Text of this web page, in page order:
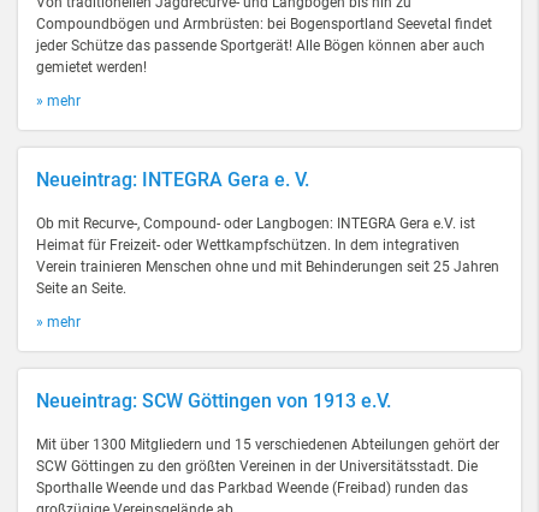
Compoundbögen und Armbrüsten: bei Bogensportland Seevetal findet
jeder Schütze das passende Sportgerät! Alle Bögen können aber auch
gemietet werden!
» mehr
Neueintrag: INTEGRA Gera e. V.
Ob mit Recurve-, Compound- oder Langbogen: INTEGRA Gera e.V. ist
Heimat für Freizeit- oder Wettkampfschützen. In dem integrativen
Verein trainieren Menschen ohne und mit Behinderungen seit 25 Jahren
Seite an Seite.
» mehr
Neueintrag: SCW Göttingen von 1913 e.V.
Mit über 1300 Mitgliedern und 15 verschiedenen Abteilungen gehört der
SCW Göttingen zu den größten Vereinen in der Universitätsstadt. Die
Sporthalle Weende und das Parkbad Weende (Freibad) runden das